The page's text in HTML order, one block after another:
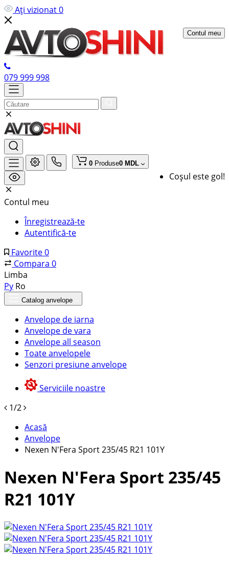
Ați vizionat0
Contul meu
079 999 998
0 Produse0 MDL
Coșul este gol!
Contul meu
Înregistrează-te
Autentifică-te
Favorite0
Compara 0
Limba
Ру Ro
Catalog anvelope
Anvelope de iarna
Anvelope de vara
Anvelope all season
Toate anvelopele
Senzori presiune anvelope
Serviciile noastre
1/2
Acasă
Anvelope
Nexen N'Fera Sport 235/45 R21 101Y
Nexen N'Fera Sport 235/45
R21 101Y